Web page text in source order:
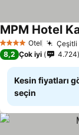
4 Yıldız Otel Çeşitli
MPM Hotel
8,2 Çok iyi 4.724
Kesin fiyatları
seçin